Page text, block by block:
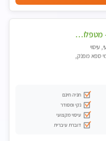
ספא חדש בחולון - מטפלות מקצועיות ברמה גבוהה מומלץ מאוד !!! . . highly recommended..new in the city -אין פרטים נוספים במקום -ללא מין !!ממתינה לך שתגיע
עיסוי
ספא מפנק,
חניה חינם
נקי ומסודר
עיסוי מקצועי
דוברת עיברית